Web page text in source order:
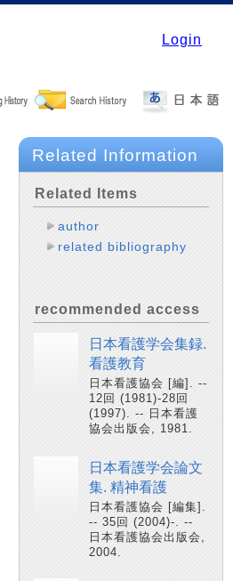
Login
Related Information
Related Items
author
related bibliography
recommended access
日本看護学会集録.
看護教育
日本看護協会 [編]. --
12回 (1981)-28回
(1997). -- 日本看護
協会出版会, 1981.
日本看護学会論文
集. 精神看護
日本看護協会 [編集].
-- 35回 (2004)-. --
日本看護協会出版会,
2004.